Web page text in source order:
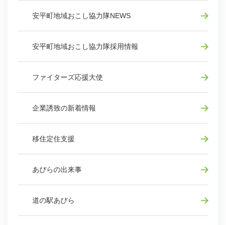
安平町地域おこし協力隊NEWS
安平町地域おこし協力隊採用情報
ファイターズ応援大使
企業誘致の新着情報
移住定住支援
あびらの出来事
道の駅あびら